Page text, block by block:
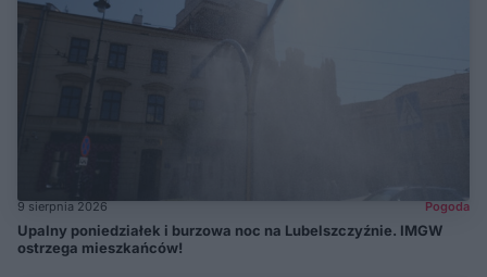
9 sierpnia 2026 Pogoda
Upalny poniedziałek i burzowa noc na Lubelszczyźnie. IMGW
ostrzega mieszkańców!